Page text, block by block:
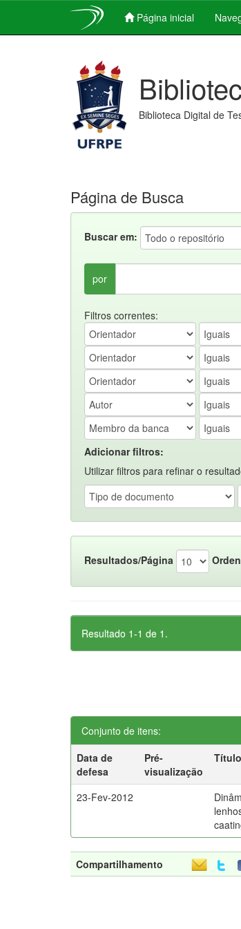
Página inicial
Biblioteca Digital de
Página de Busca
Buscar em:
por
Filtros correntes:
Adicionar filtros:
Utilizar filtros para refinar o
Resultados/Página
Resultado 1-1 de 1.
Conjunto de itens:
Data de
defesa
Pré-
visualização
Título
23-Fev-2012
Compartilhamento